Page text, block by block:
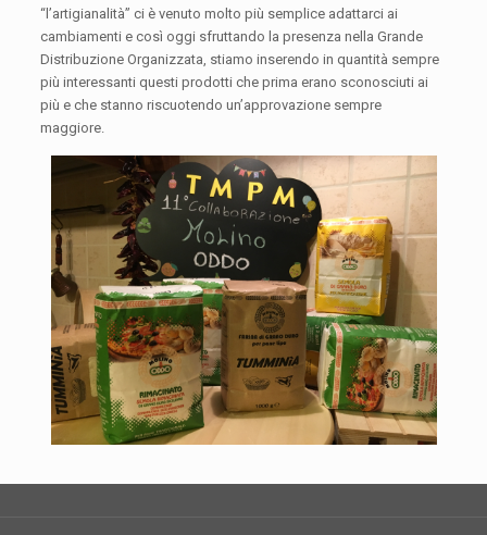
“l’artigianalità” ci è venuto molto più semplice adattarci ai
cambiamenti e così oggi sfruttando la presenza nella Grande
Distribuzione Organizzata, stiamo inserendo in quantità sempre
più interessanti questi prodotti che prima erano sconosciuti ai
più e che stanno riscuotendo un’approvazione sempre
maggiore.